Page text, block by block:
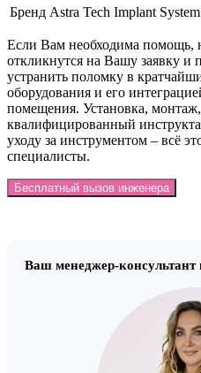
Бренд Astra Tech Implant System
Если Вам необходима помощь,
откликнутся на Вашу заявку и
устранить поломку в
оборудования и его
помещения. Установка,
квалифицированный
уходу за инструментом – всё
специалисты.
Бесплатный вызов инженера
Ваш менеджер-консультант